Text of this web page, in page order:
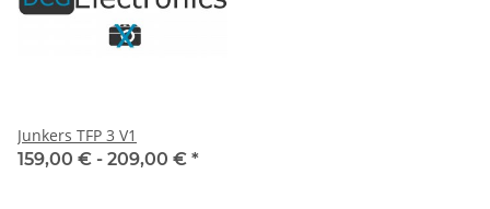
Junkers TFP 3 V1
159,00 € - 209,00 € *